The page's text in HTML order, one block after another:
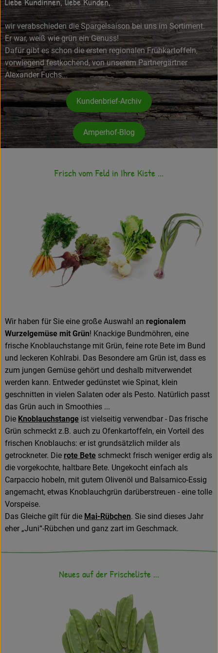
Frisches
Angebote
Haltbares
Getränke
Naturkosmetik
Drogerie
Veranstaltungen
Amperhof-Blog
Entdecken
Über uns
wir verabschieden die Spargelsaison bei uns im Sortiment.
Er war, weiß wie grün ein Genuss!
Dafür gibt es schon die ersten regionalen Frühkartoffeln,
vorwiegend festkochend, von unserem Partnergärtner
Alexander Fuchs...
Kundenbrief-Archiv
Amperhof-Blog
Frisch vom Feld in Ihre Kiste ...
Wir haben für Sie eine große Auswahl an regionalem
Wurzelgemüse mit Grün! Knackige Bundmöhren, eine
frische Knoblauchstange mit Grün, feine rote Bete im Bund
und leckeren Kohlrabi. Das Besondere am Grün ist, dass es
zum jungen Gemüse gehört und deshalb mitverwendet
werden kann. Entweder gedünstet wie Spinat, klein
geschnitten in vielen Salaten oder als Pesto. Natürlich passt
das Grün auch in Smoothies ...
Die Knoblauchstange ist vielseitig verwendbar - Das frische
Grün schmeckt z.B. auch zu Ofenkartoffeln, ein Vorteil des
frischen Knoblauchs: er ist grundsätzlich milder als
getrockneter. Die rote Bete schmeckt frisch weniger erdig als
die vorgekochte, haltbare Bete. Ungekocht einfach als
Carpaccio hobeln, mit gutem Olivenöl und Balsamico-Essig
angemacht, etwas Knoblauchgrün darüberstreuen - eine tolle
Vorspeise.
Das Gleiche gilt für die Mai-Rübchen. Sie sind dieses Jahr
eher „Juni“-Rübchen und ganz zart im Geschmack.
Neues auf der Frischeliste ...